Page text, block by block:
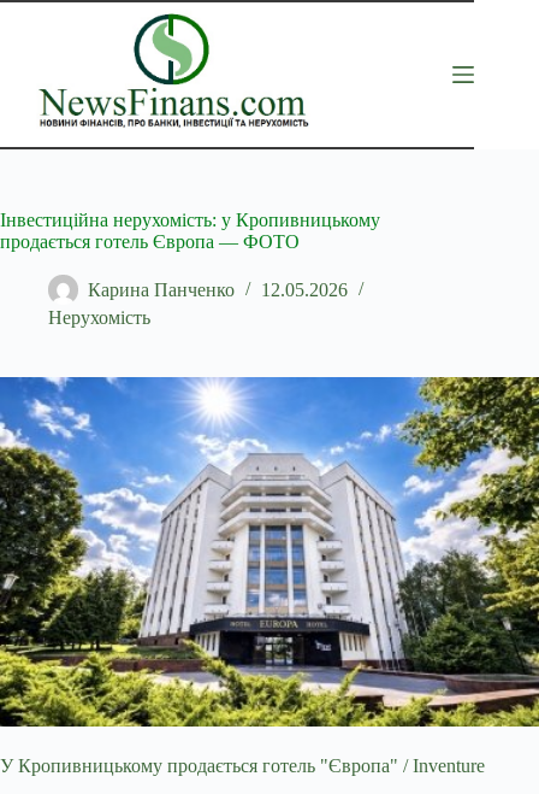
Перейти
Інвестиційна нерухомість: у Кропивницькому
продається готель Європа — ФОТО
Карина Панченко
12.05.2026
Нерухомість
У Кропивницькому продається готель "Європа" / Inventure